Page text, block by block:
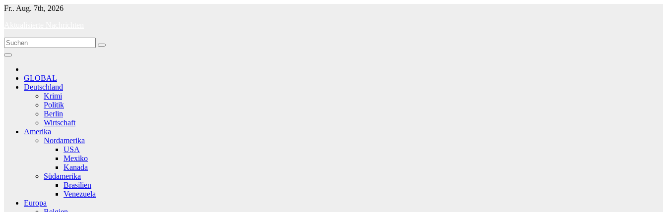
Skip
Fr.. Aug. 7th, 2026
GLOBAL
Deutschland
Krimi
Politik
Berlin
Wirtschaft
Amerika
Nordamerika
USA
Mexiko
Kanada
Südamerika
Brasilien
Venezuela
Europa